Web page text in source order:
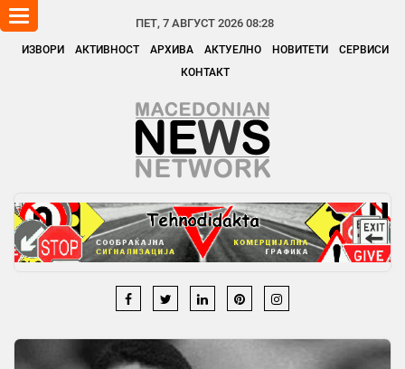
ПЕТ, 7 АВГУСТ 2026 08:28
ИЗВОРИ АКТИВНОСТ АРХИВА АКТУЕЛНО НОВИТЕТИ
СЕРВИСИ
КОНТАКТ
Toggle
navigation